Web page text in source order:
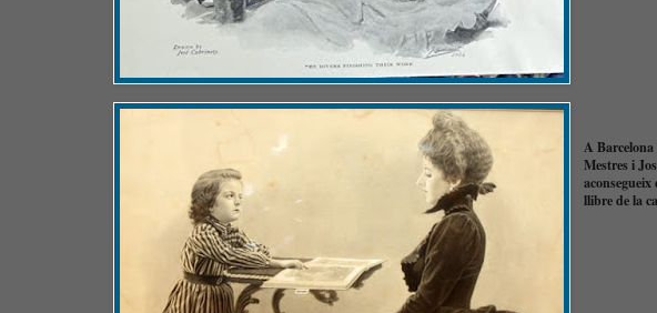
A
Mestres i
llibre de la